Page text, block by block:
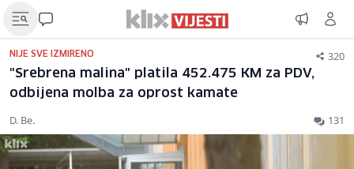
NIJE SVE IZMIRENO 320
"Srebrena malina" platila 452.475 KM za PDV,
odbijena molba za oprost kamate
D. Be. 131